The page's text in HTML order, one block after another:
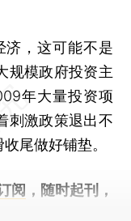
，这可能不是
规模政府投资主
年大量投资项
刺激政策退出不
尾做好铺垫。
阅 ，随时起刊，